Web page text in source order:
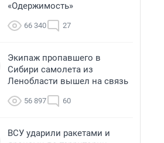
«Одержимость»
66 340 27
Экипаж пропавшего в
Сибири самолета из
Ленобласти вышел на связь
56 897 60
ВСУ ударили ракетами и